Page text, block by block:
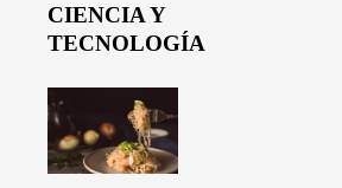
CIENCIA Y
TECNOLOGÍA